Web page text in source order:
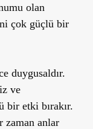
olan
çok güçlü bir
duygusaldır.
ve
bir etki bırakır.
zaman anlar